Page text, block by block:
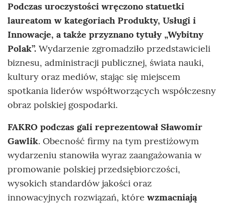
Podczas uroczystości wręczono statuetki
laureatom w kategoriach Produkty, Usługi i
Innowacje, a także przyznano tytuły „Wybitny
Polak”. Wydarzenie zgromadziło przedstawicieli
biznesu, administracji publicznej, świata nauki,
kultury oraz mediów, stając się miejscem
spotkania liderów współtworzących współczesny
obraz polskiej gospodarki.
FAKRO podczas gali reprezentował Sławomir
Gawlik. Obecność firmy na tym prestiżowym
wydarzeniu stanowiła wyraz zaangażowania w
promowanie polskiej przedsiębiorczości,
wysokich standardów jakości oraz
innowacyjnych rozwiązań, które wzmacniają